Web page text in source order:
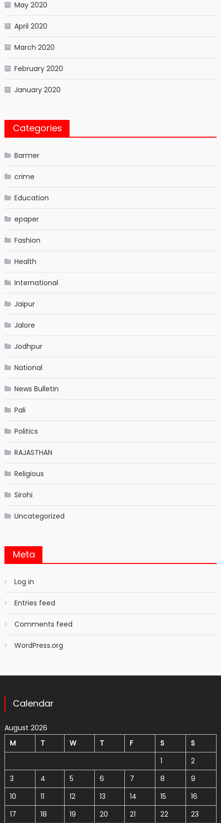
May 2020
April 2020
March 2020
February 2020
January 2020
Categories
Barmer
crime
Education
epaper
Fashion
Health
International
Jaipur
Jalore
Jodhpur
National
News Bulletin
Pali
Politics
RAJASTHAN
Religious
Sirohi
Uncategorized
Meta
Log in
Entries feed
Comments feed
WordPress.org
Calendar
August 2026
M
T W T F S
S
1
2
3
4 5 6 7 8
9
10
11 12 13 14 15
16
17
18 19 20 21 22
23